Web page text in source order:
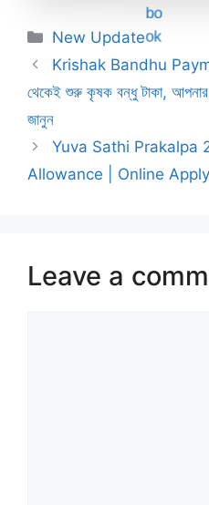
Categories
New Update
Krishak Bandhu
থেকেই শুরু কৃষক বন্ধু টাকা,
জানুন
Yuva Sathi Prakalpa
Allowance | Online
Leave a